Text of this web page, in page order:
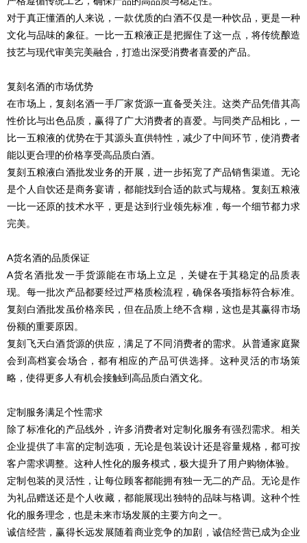
对于真正懂酒的人来说，一款优质的白酒不仅是一种饮品，更是一种
文化与品味的象征。一比一五粮液正是把握住了这一点，将传统酿造
技艺与现代审美完美融合，打造出深受消费者喜爱的产品。
复刻名酒的市场优势
在市场上，复刻名酒一手厂家货源一直备受关注。这类产品凭借其高
性价比与出色品质，赢得了广大消费者的喜爱。与同类产品相比，一
比一五粮液的优势在于其源头直供特性，减少了中间环节，使消费者
能以更合理的价格享受高品质白酒。
复刻五粮液白酒批发业务的开展，进一步拓宽了产品销售渠道。无论
是个人自饮还是商务宴请，都能找到合适的款式与规格。复刻五粮液
一比一还原的技术水平，更是达到行业领先标准，每一个细节都力求
完美。
A货名酒的品质保证
A货名酒批发一手货源能在市场上立足，关键在于其稳定的品质表
现。每一批次产品都要经过严格质检流程，确保各项指标符合标准。
复刻白酒批发虽价格亲民，但在品质上绝不含糊，这也是其赢得市场
份额的重要原因。
复刻飞天白酒货源的供应，满足了不同消费者的需求。从普通家庭聚
会到高档宴会场合，都有相应的产品可供选择。这种灵活的市场策
略，使得更多人有机会接触到高品质白酒文化。
定制服务满足个性需求
除了标准化的产品线外，许多消费者对定制化服务有强烈需求。相关
企业提供了丰富的定制选项，无论是包装设计还是容量规格，都可按
客户需求调整。这种人性化的服务模式，极大提升了用户购物体验。
定制包装的灵活性，让每位顾客都能拥有独一无二的产品。无论是作
为礼品赠送还是个人收藏，都能展现出独特的品味与格调。这种个性
化的服务理念，也是未来市场发展的主要方向之一。
诚信经营，赢得长远发展随着商业竞争的加剧，诚信经营已成为企业